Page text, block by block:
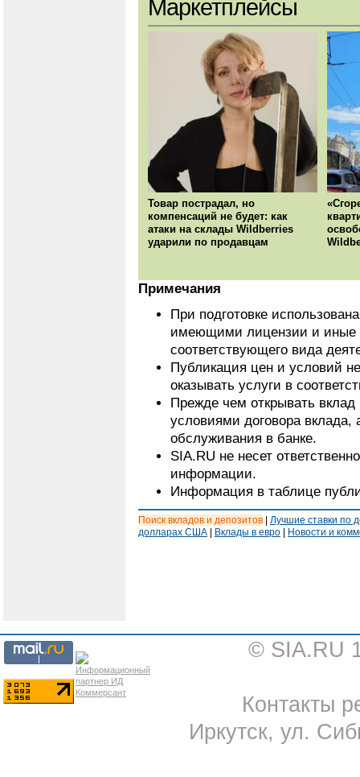
Маркетплейсы
Товар пострадал, но
компенсаций не будет: как
атаки на склады Wildberries
ударили по продавцам
Примечания
При подготовке
имеющими лицензии и иные
соответствующего вида
Публикация цен и условий
оказывать услуги в
Прежде чем открывать
условиями договора вклада,
обслуживания в банке.
SIA.RU не несет
информации.
Информация в таблице
Поиск вкладов и депозитов | Лучшие ставки по
долларах США | Вклады в евро | Новости и
© SIA.RU
Контакты
Иркутск, ул.